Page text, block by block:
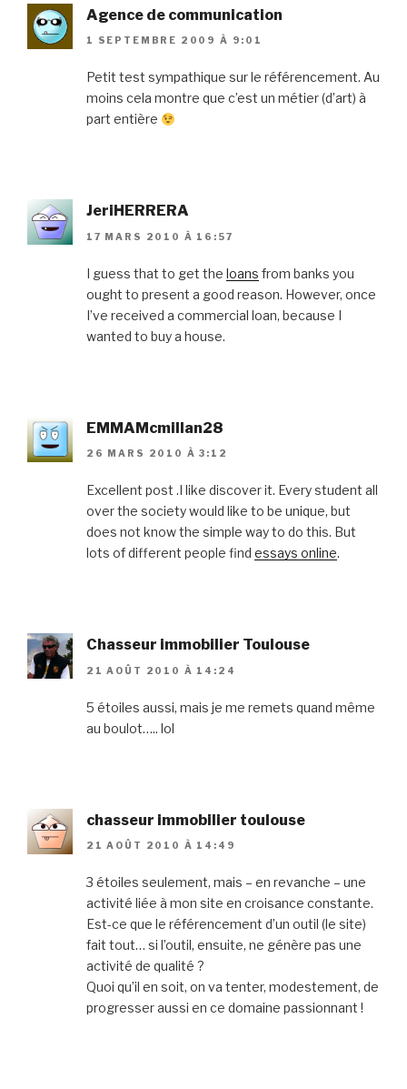
Agence de communication
1 SEPTEMBRE 2009 À 9:01
Petit test sympathique sur le référencement. Au
moins cela montre que c’est un métier (d’art) à
part entière
JeriHERRERA
17 MARS 2010 À 16:57
I guess that to get the loans from banks you
ought to present a good reason. However, once
I’ve received a commercial loan, because I
wanted to buy a house.
EMMAMcmillan28
26 MARS 2010 À 3:12
Excellent post .I like discover it. Every student all
over the society would like to be unique, but
does not know the simple way to do this. But
lots of different people find essays online.
Chasseur immobilier Toulouse
21 AOÛT 2010 À 14:24
5 étoiles aussi, mais je me remets quand même
au boulot….. lol
chasseur immobilier toulouse
21 AOÛT 2010 À 14:49
3 étoiles seulement, mais – en revanche – une
activité liée à mon site en croisance constante.
Est-ce que le référencement d’un outil (le site)
fait tout… si l’outil, ensuite, ne génère pas une
activité de qualité ?
Quoi qu’il en soit, on va tenter, modestement, de
progresser aussi en ce domaine passionnant !